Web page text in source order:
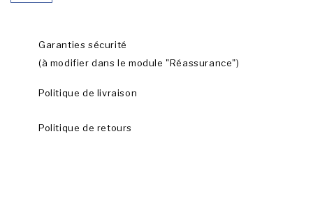
Garanties sécurité
(à modifier dans le module "Réassurance")
Politique de livraison
Politique de retours